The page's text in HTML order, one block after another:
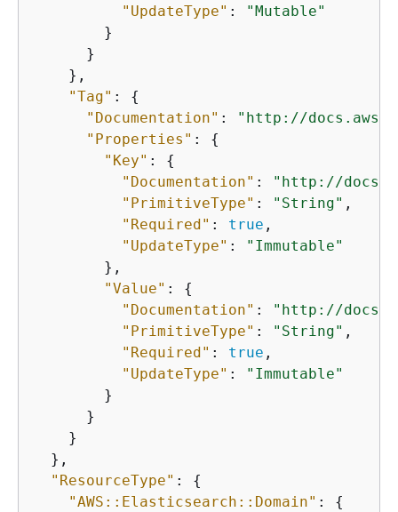
"UpdateType" :
"Mutable"
        }
      }
    },
"Tag" : {
"Documentation" :
"http://
"Properties" : {
"Key" : {
"Documentation" :
"http://
"PrimitiveType" : "String" ,
"Required" : true ,
"UpdateType" :
"Immutable"
        },
"Value" : {
"Documentation" :
"http://
"PrimitiveType" : "String" ,
"Required" : true ,
"UpdateType" :
"Immutable"
        }
      }
    }
  },
"ResourceType" : {
"AWS::Elasticsearch::Domain" : {